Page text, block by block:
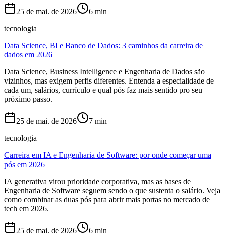
25 de mai. de 2026 6 min
tecnologia
Data Science, BI e Banco de Dados: 3 caminhos da carreira de
dados em 2026
Data Science, Business Intelligence e Engenharia de Dados são
vizinhos, mas exigem perfis diferentes. Entenda a especialidade de
cada um, salários, currículo e qual pós faz mais sentido pro seu
próximo passo.
25 de mai. de 2026 7 min
tecnologia
Carreira em IA e Engenharia de Software: por onde começar uma
pós em 2026
IA generativa virou prioridade corporativa, mas as bases de
Engenharia de Software seguem sendo o que sustenta o salário. Veja
como combinar as duas pós para abrir mais portas no mercado de
tech em 2026.
25 de mai. de 2026 6 min